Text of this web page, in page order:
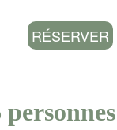
RÉSERVER